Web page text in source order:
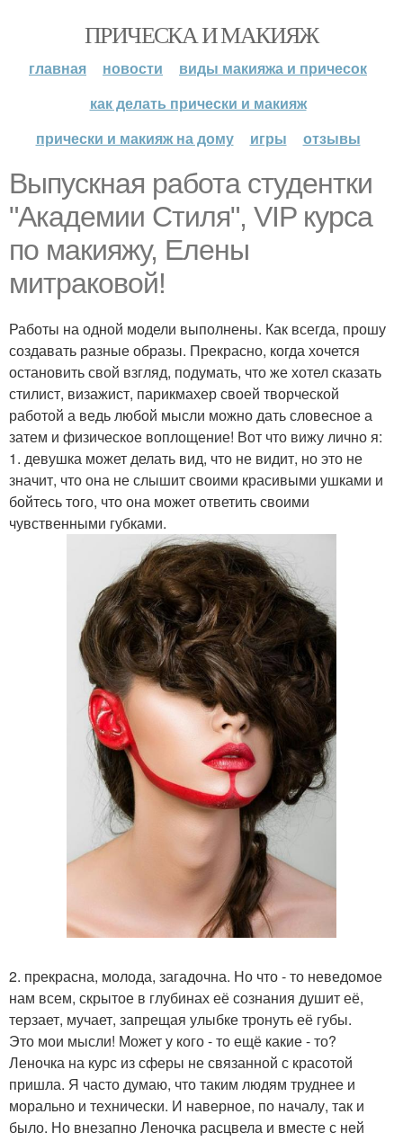
ПРИЧЕСКА И МАКИЯЖ
главная новости
виды макияжа и причесок
как делать прически и макияж
прически и макияж на дому
игры отзывы
Выпускная работа студентки
"Академии Стиля", VIP курса
по макияжу, Елены
митраковой!
Работы на одной модели выполнены. Как всегда, прошу
создавать разные образы. Прекрасно, когда хочется
остановить свой взгляд, подумать, что же хотел сказать
стилист, визажист, парикмахер своей творческой
работой а ведь любой мысли можно дать словесное а
затем и физическое воплощение! Вот что вижу лично я:
1. девушка может делать вид, что не видит, но это не
значит, что она не слышит своими красивыми ушками и
бойтесь того, что она может ответить своими
чувственными губками.
2. прекрасна, молода, загадочна. Но что - то неведомое
нам всем, скрытое в глубинах её сознания душит её,
терзает, мучает, запрещая улыбке тронуть её губы.
Это мои мысли! Может у кого - то ещё какие - то?
Леночка на курс из сферы не связанной с красотой
пришла. Я часто думаю, что таким людям труднее и
морально и технически. И наверное, по началу, так и
было. Но внезапно Леночка расцвела и вместе с ней